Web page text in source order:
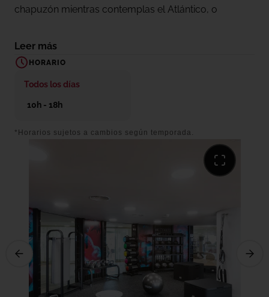
chapuzón mientras contemplas el Atlántico, o
desde la piscina de hidromasaje rooftop, la
combinación perfecta de espuma y burbujas.
Leer más
HORARIO
Todos los días
10h - 18h
*Horarios sujetos a cambios según temporada.